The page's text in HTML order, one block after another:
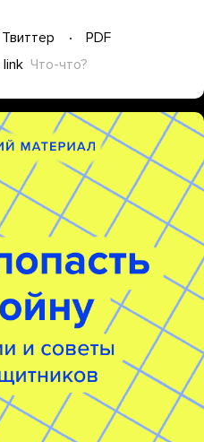
Твиттер
PDF
link Что-что?